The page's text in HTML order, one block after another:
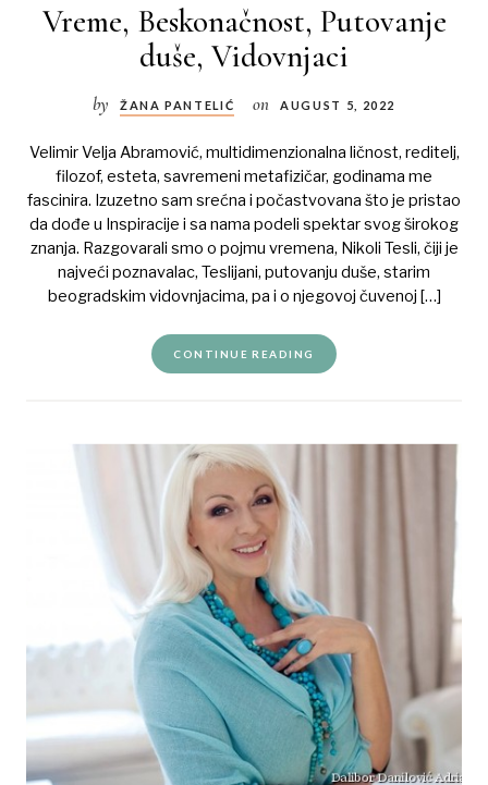
Vreme, Beskonačnost, Putovanje
duše, Vidovnjaci
by ŽANA PANTELIĆ on AUGUST 5, 2022
Velimir Velja Abramović, multidimenzionalna ličnost, reditelj,
filozof, esteta, savremeni metafizičar, godinama me
fascinira. Izuzetno sam srećna i počastvovana što je pristao
da dođe u Inspiracije i sa nama podeli spektar svog širokog
znanja. Razgovarali smo o pojmu vremena, Nikoli Tesli, čiji je
najveći poznavalac, Teslijani, putovanju duše, starim
beogradskim vidovnjacima, pa i o njegovoj čuvenoj […]
CONTINUE READING